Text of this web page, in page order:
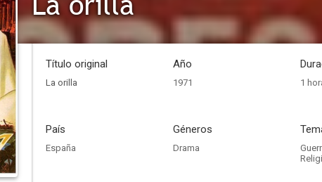
Título original
La orilla
Año
1971 1
País
España
Géneros
Drama